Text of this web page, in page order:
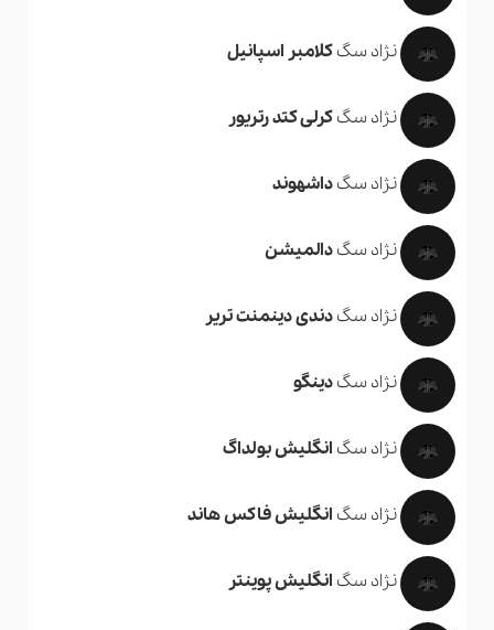
نژاد سگکلامبر اسپانیل
نژاد سگکرلی کتد رتریور
نژاد سگداشهوند
نژاد سگدالمیشن
نژاد سگدندی دینمنت تریر
نژاد سگدینگو
نژاد سگ انگلیش بولداگ
نژاد سگ انگلیش فاکس هاند
نژاد سگ انگلیش پوینتر